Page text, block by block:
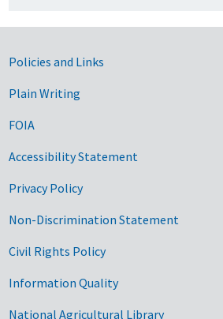
Government Links
Policies and Links
Plain Writing
FOIA
Accessibility Statement
Privacy Policy
Non-Discrimination Statement
Civil Rights Policy
Information Quality
National Agricultural Library